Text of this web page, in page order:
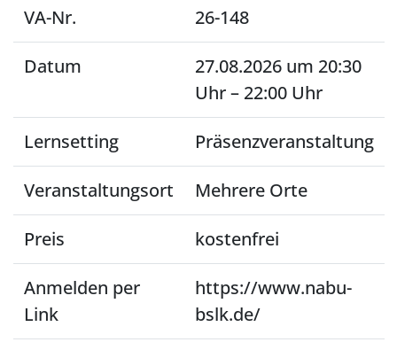
VA-Nr. 26-148
Datum
27.08.2026 um 20:30
Uhr – 22:00 Uhr
Lernsetting Präsenzveranstaltung
Veranstaltungsort Mehrere Orte
Preis kostenfrei
Anmelden per
Link
https://www.nabu-
bslk.de/